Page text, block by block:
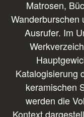
Matrosen,
Wanderburschen
Ausrufer. Im
Katalogisierung
keramischen
werden die
Kontext